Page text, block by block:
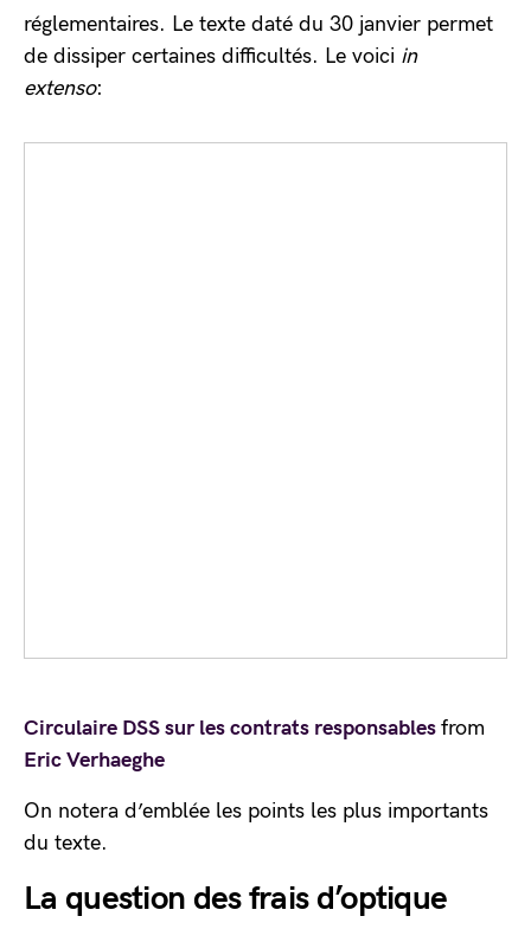
réglementaires. Le texte daté du 30 janvier permet
de dissiper certaines difficultés. Le voici in
extenso:
Circulaire DSS sur les contrats responsablesfrom
Eric Verhaeghe
On notera d’emblée les points les plus importants
du texte.
La question des frais d’optique